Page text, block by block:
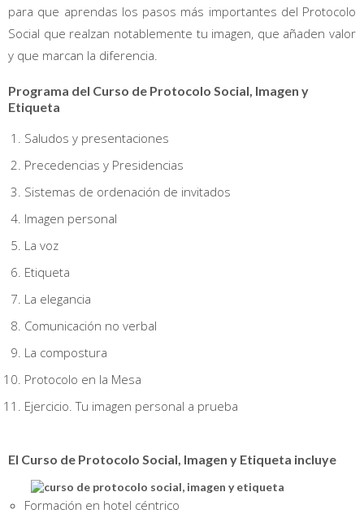
para que aprendas los pasos más importantes del Protocolo
Social que realzan notablemente tu imagen, que añaden valor
y que marcan la diferencia.
Programa del Curso de Protocolo Social, Imagen y
Etiqueta
Saludos y presentaciones
Precedencias y Presidencias
Sistemas de ordenación de invitados
Imagen personal
La voz
Etiqueta
La elegancia
Comunicación no verbal
La compostura
Protocolo en la Mesa
Ejercicio. Tu imagen personal a prueba
El Curso de Protocolo Social, Imagen y Etiqueta incluye
Formación en hotel céntrico